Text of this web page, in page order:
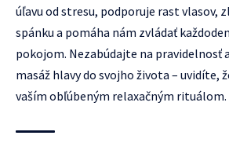
úľavu od stresu, podporuje rast vlasov,
spánku a pomáha nám zvládať
pokojom. Nezabúdajte na pravidelnosť
masáž hlavy do svojho života – uvidíte,
vaším obľúbeným relaxačným rituálom.